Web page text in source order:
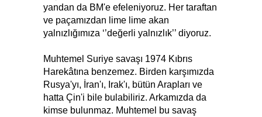
yandan da BM'e efeleniyoruz. Her taraftan
ve paçamızdan lime lime akan
yalnızlığımıza ‘’değerli yalnızlık’’ diyoruz.
Muhtemel Suriye savaşı 1974 Kıbrıs
Harekâtına benzemez. Birden karşımızda
Rusya'yı, İran'ı, Irak'ı, bütün Arapları ve
hatta Çin'i bile bulabiliriz. Arkamızda da
kimse bulunmaz. Muhtemel bu savaş